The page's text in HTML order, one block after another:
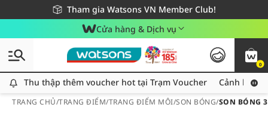
Tham gia Watsons VN Member Club!
Miễn phí giao hàng cho đơn hàng từ 249,000Đ
Giao hàng nhanh 24h - Áp dụng khu vực TP. Hồ Chí Minh
Cửa hàng & Dịch vụ
0
Thu thập thêm voucher hot tại Trạm Voucher
Thu thập thêm voucher hot tại Trạm Voucher Cảnh báo
TRANG CHỦ/TRANG ĐIỂM/TRANG ĐIỂM MÔI/SON BÓNG/SON BÓNG